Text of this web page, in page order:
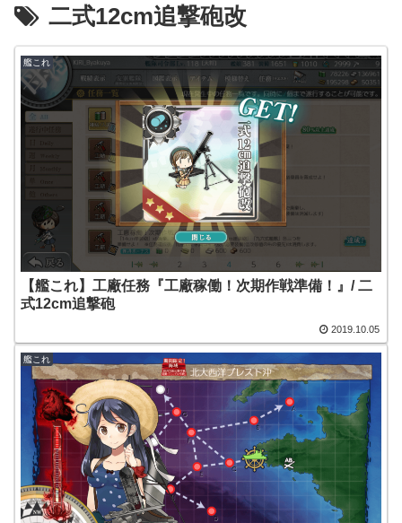
二式12cm追撃砲改
艦これ
【艦これ】工廠任務『工廠稼働！次期作戦準備！』/ 二
式12cm追撃砲
2019.10.05
艦これ